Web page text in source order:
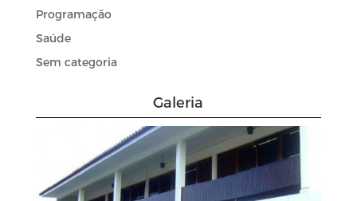
Programação
Saúde
Sem categoria
Galeria